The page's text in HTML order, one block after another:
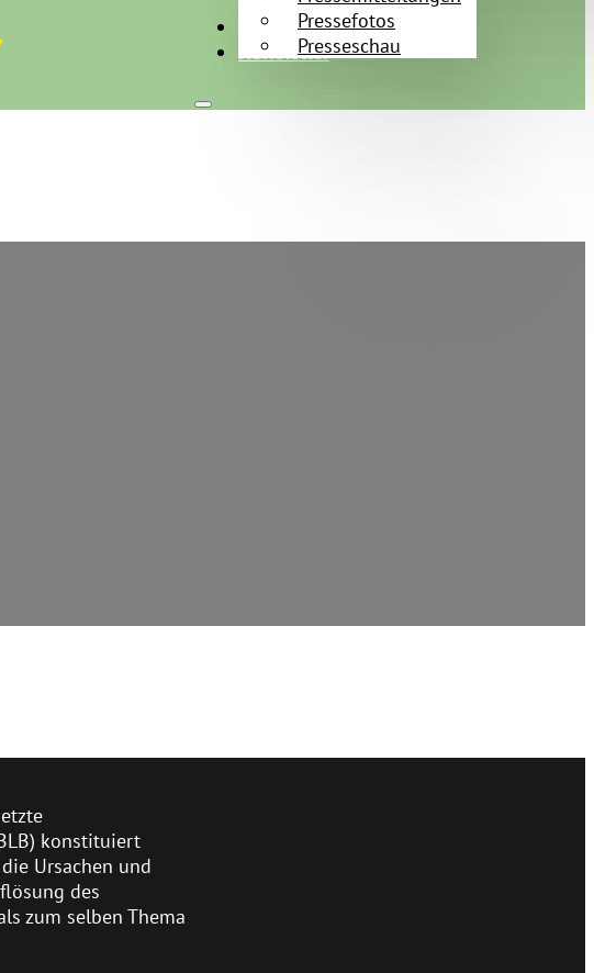
Pressefotos
Presseschau
Kontakt
Newsletter
konstituiert
Ursachen und
des
zum selben Thema